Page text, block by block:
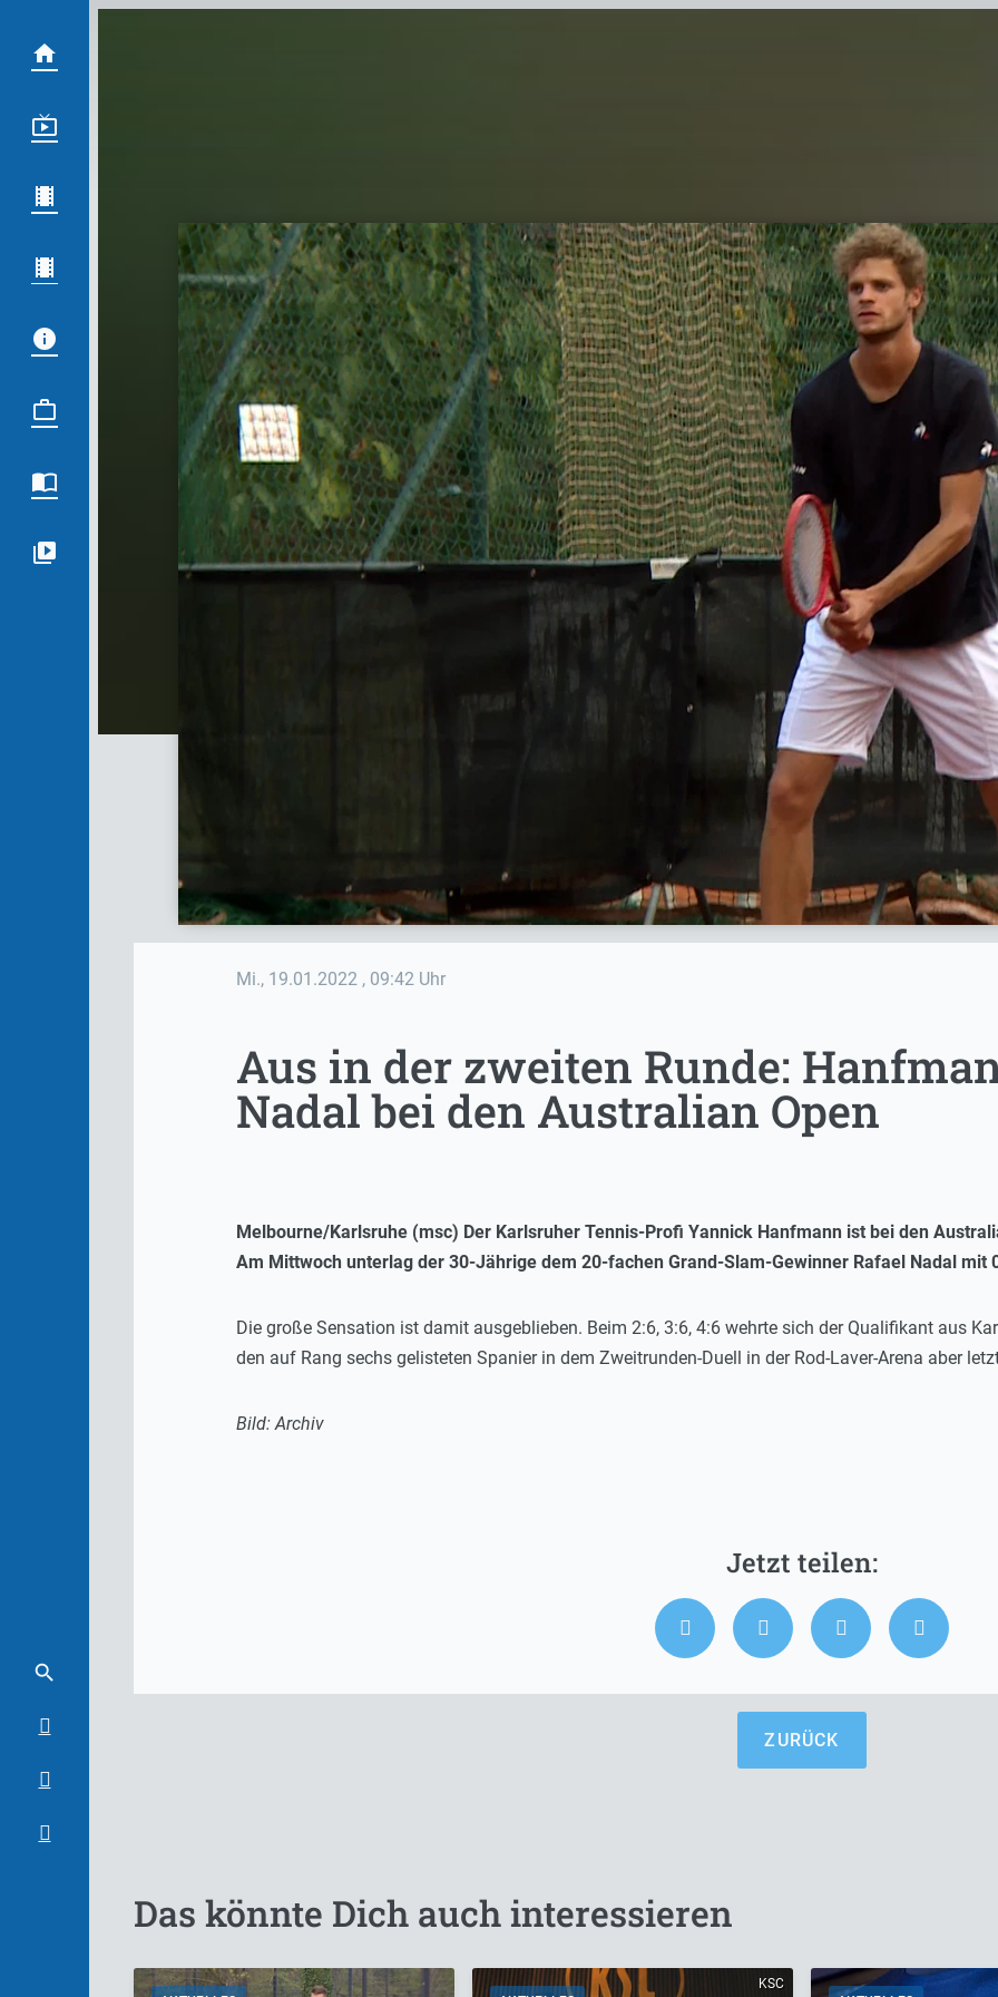
Mi., 19.01.2022 , 09:42 Uhr
Aus in der zweiten Runde:
Nadal bei den Australian Open
Melbourne/Karlsruhe (msc) Der Karlsruher Tennis-Profi Yannick Hanfmann ist bei den
Am Mittwoch unterlag der 30-Jährige dem 20-fachen Grand-Slam-Gewinner Rafael Nadal mit
Die große Sensation ist damit ausgeblieben. Beim 2:6, 3:6, 4:6 wehrte sich der Qualifikant aus
den auf Rang sechs gelisteten Spanier in dem Zweitrunden-Duell in der Rod-Laver-Arena aber
Bild: Archiv
ZURÜCK
Das könnte Dich auch interessieren
KSC